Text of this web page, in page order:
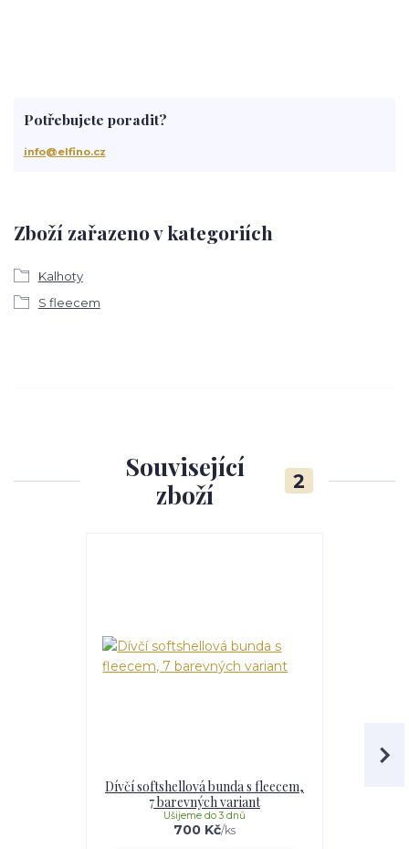
Zboží zařazeno v kategoriích
Kalhoty
S fleecem
Potřebujete poradit?
info@elfino.cz
Související
zboží
2
Dívčí softshellová bunda s fleecem,
7 barevných variant
700 Kč/ks
Ušijeme do 3 dnů